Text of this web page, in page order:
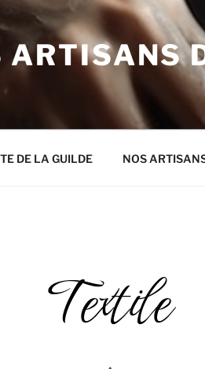
ARTISANS
DE LA GUILDE NOS
Textile